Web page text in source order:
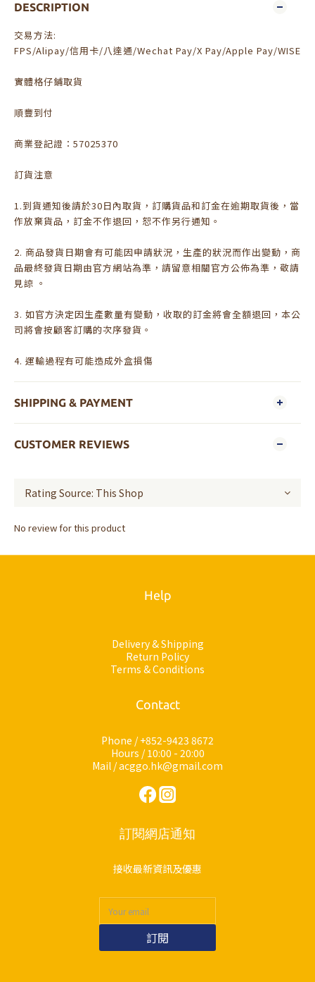
DESCRIPTION
交易方法:
FPS/Alipay/信用卡/八達通/Wechat Pay/X Pay/Apple Pay/WISE
實體格仔鋪取貨
順豐到付
商業登記證：57025370
訂貨注意
1.到貨通知後請於30日內取貨，訂購貨品和訂金在逾期取貨後，當
作放棄貨品，訂金不作退回，恕不作另行通知。
2. 商品發貨日期會有可能因申請狀況，生產的狀況而作出變動，商
品最終發貨日期由官方網站為準，請留意相關官方公佈為準，敬請
見諒 。
3. 如官方決定因生產數量有變動，收取的訂金將會全額退回，本公
司將會按顧客訂購的次序發貨。
4. 運輸過程有可能造成外盒損傷
SHIPPING & PAYMENT
CUSTOMER REVIEWS
No review for this product
Help
Delivery & Shipping
Return Policy
Terms & Conditions
Contact
Phone / +852-9423 8672
Hours / 10:00 - 20:00
Mail / acggo.hk@gmail.com
訂閱網店通知
接收最新資訊及優惠
訂閱